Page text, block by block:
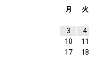
月
火
3
4
10
11
17
18